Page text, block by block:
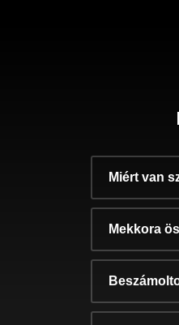
Miért van
Mekkora